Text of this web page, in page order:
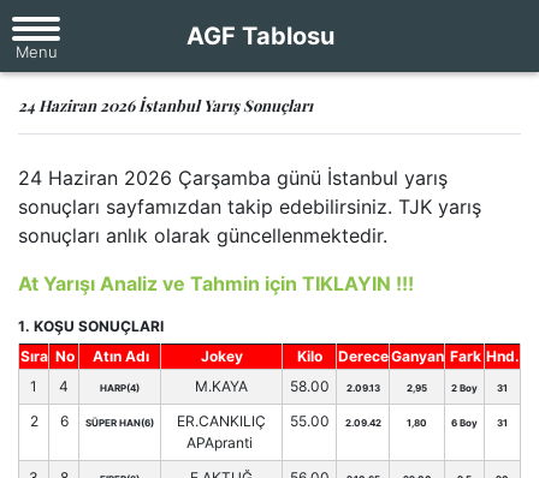
AGF Tablosu
24 Haziran 2026 İstanbul Yarış Sonuçları
24 Haziran 2026 Çarşamba günü İstanbul yarış
sonuçları sayfamızdan takip edebilirsiniz. TJK yarış
sonuçları anlık olarak güncellenmektedir.
At Yarışı Analiz ve Tahmin için TIKLAYIN !!!
1. KOŞU SONUÇLARI
Sıra No Atın Adı Jokey Kilo DereceGanyan Fark Hnd.
1
4 HARP(4) M.KAYA 58.00 2.09.13 2,95 2 Boy 31
2 6 SÜPER HAN(6)
ER.CANKILIÇ
APApranti
55.00 2.09.42 1,80 6 Boy 31